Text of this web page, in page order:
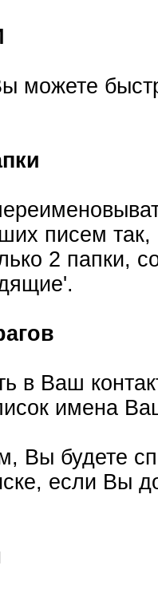
можете
писем
2 папки,
в Ваш
имена
Вы будете
если Вы